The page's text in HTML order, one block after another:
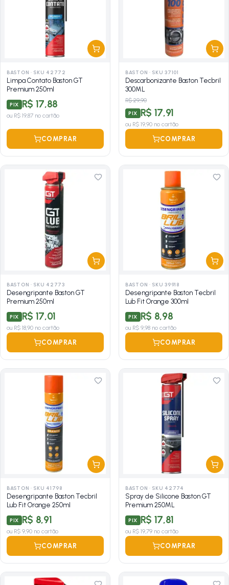
BASTON · SKU 42772
Limpa Contato Baston GT
Premium 250ml
PIX R$ 17,88
ou R$ 19,87 no cartão
COMPRAR
BASTON · SKU 37101
Descarbonizante Baston Tecbril
300ML
R$ 29,90
PIX R$ 17,91
ou R$ 19,90 no cartão
COMPRAR
BASTON · SKU 42773
Desengripante Baston GT
Premium 250ml
PIX R$ 17,01
ou R$ 18,90 no cartão
COMPRAR
BASTON · SKU 39918
Desengripante Baston Tecbril
Lub Fit Orange 300ml
PIX R$ 8,98
ou R$ 9,98 no cartão
COMPRAR
BASTON · SKU 41798
Desengripante Baston Tecbril
Lub Fit Orange 250ml
PIX R$ 8,91
ou R$ 9,90 no cartão
COMPRAR
BASTON · SKU 42774
Spray de Silicone Baston GT
Premium 250ML
PIX R$ 17,81
ou R$ 19,79 no cartão
COMPRAR